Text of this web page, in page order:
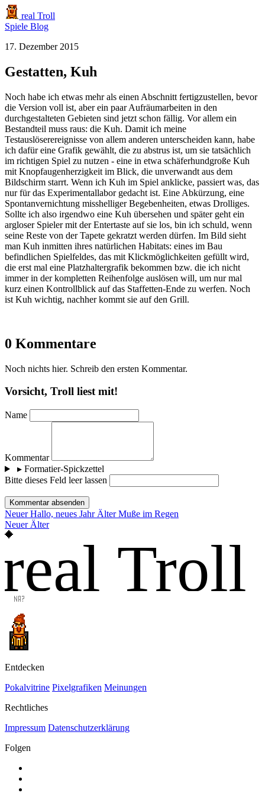
real Troll
Spiele Blog
17. Dezember 2015
Gestatten, Kuh
Noch habe ich etwas mehr als einen Abschnitt fertigzustellen, bevor
die Version voll ist, aber ein paar Aufräumarbeiten in den
durchgestalteten Gebieten sind jetzt schon fällig. Vor allem ein
Bestandteil muss raus: die Kuh. Damit ich meine
Testauslöserereignisse von allem anderen unterscheiden kann, habe
ich dafür eine Grafik gewählt, die zu abstrus ist, um sie tatsächlich
im richtigen Spiel zu nutzen - eine in etwa schäferhundgroße Kuh
mit Knopfaugenherzigkeit im Blick, die unverwandt aus dem
Bildschirm starrt. Wenn ich Kuh im Spiel anklicke, passiert was, das
nur für das Experimentallabor gedacht ist. Eine Abkürzung, eine
Spontanvernichtung misshelliger Begebenheiten, etwas Drolliges.
Sollte ich also irgendwo eine Kuh übersehen und später geht ein
argloser Spieler mit der Entertaste auf sie los, bin ich schuld, wenn
seine Reste von der Tapete gekratzt werden dürfen. Im Bild sieht
man Kuh inmitten ihres natürlichen Habitats: eines im Bau
befindlichen Spielfeldes, das mit Klickmöglichkeiten gefüllt wird,
die erst mal eine Platzhaltergrafik bekommen bzw. die ich nicht
immer in der kompletten Reihenfolge auslösen will, um nur mal
kurz einen Kontrollblick auf das Staffetten-Ende zu werfen. Noch
ist Kuh wichtig, nachher kommt sie auf den Grill.
0 Kommentare
Noch nichts hier. Schreib den ersten Kommentar.
Vorsicht, Troll liest mit!
Name
Kommentar
▸Formatier-Spickzettel
Bitte dieses Feld leer lassen
Kommentar absenden
Neuer Hallo, neues Jahr Älter Muße im Regen
Neuer Älter
real Troll
Entdecken
Pokalvitrine Pixelgrafiken Meinungen
Rechtliches
Impressum Datenschutzerklärung
Folgen